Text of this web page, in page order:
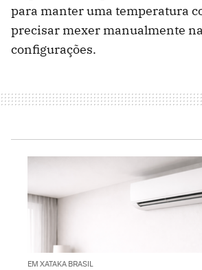
para manter uma temperatura
precisar mexer manualmente
configurações.
EM XATAKA BRASIL